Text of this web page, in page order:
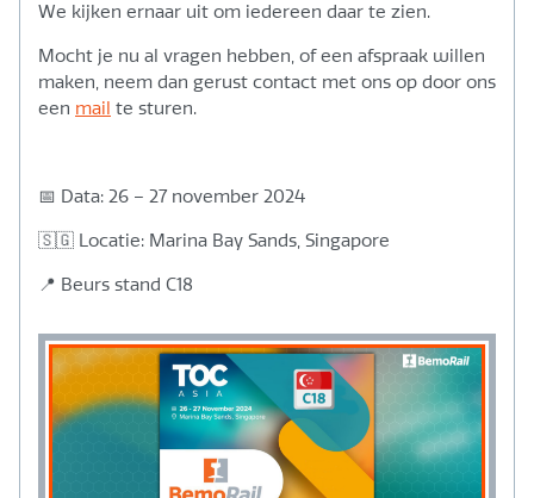
We kijken ernaar uit om iedereen daar te zien.
Mocht je nu al vragen hebben, of een afspraak willen
maken, neem dan gerust contact met ons op door ons
een mail te sturen.
📅 Data: 26 – 27 november 2024
🇸🇬 Locatie: Marina Bay Sands, Singapore
📍 Beurs stand C18